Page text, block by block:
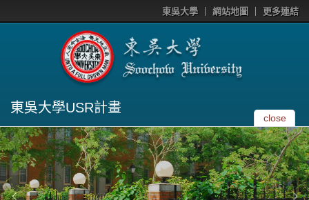
東吳大學 網站地圖 更多連結
東吳大學USR計畫
close